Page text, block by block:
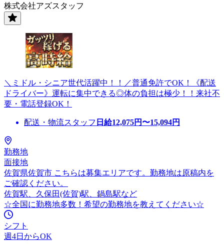
株式会社アズスタッフ
＼ミドル・シニア世代活躍中！！／普通免許でOK！《配送
ドライバー》運転に集中できる◎体の負担は極少！！来社不
要・電話登録OK！
配送・物流スタッフ 日給12,075円〜15,094円
勤務地
面接地
佐賀県佐賀市 こちらは募集エリアです。勤務地は原稿内を
ご確認ください。
佐賀駅、久保田(佐賀)駅、鍋島駅など
☆全国に勤務地多数！希望の勤務地を教えてください☆
シフト
週4日からOK